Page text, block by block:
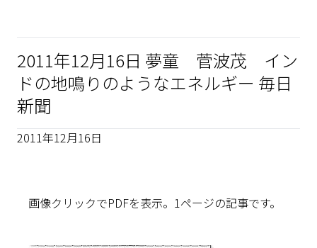
2011年12月16日 夢童 菅波茂 イン
ドの地鳴りのようなエネルギー 毎日
新聞
2011年12月16日
画像クリックでPDFを表示。1ページの記事です。